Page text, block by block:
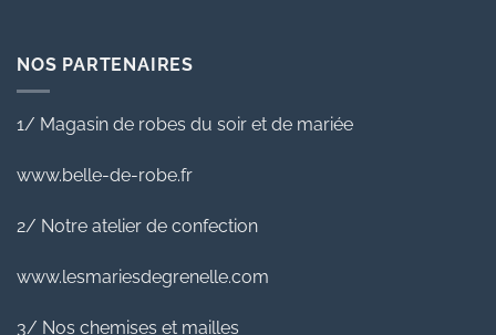
NOS PARTENAIRES
1/ Magasin de robes du soir et de mariée
www.belle-de-robe.fr
2/ Notre atelier de confection
www.lesmariesdegrenelle.com
3/ Nos chemises et mailles